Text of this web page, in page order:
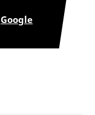
Google